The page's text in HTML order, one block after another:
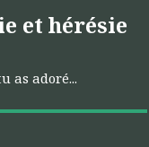
et hérésie
as adoré...